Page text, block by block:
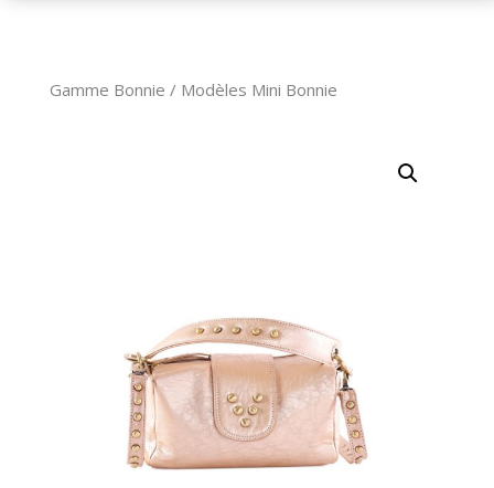
Gamme Bonnie / Modèles Mini Bonnie